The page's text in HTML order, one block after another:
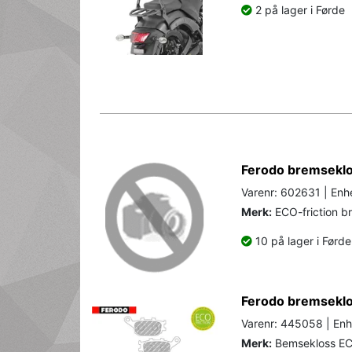
2 på lager i Førde
Ferodo
Varenr: 602631 |
Merk: ECO-friction
10 på lager i Førde
Ferodo
Varenr: 445058 |
Merk: Bemsekloss